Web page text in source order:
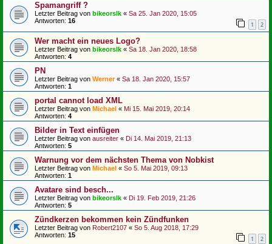
Spamangriff ?
Letzter Beitrag von bikeorslk « Sa 25. Jan 2020, 15:05
Antworten: 16 1 2
Wer macht ein neues Logo?
Letzter Beitrag von bikeorslk « Sa 18. Jan 2020, 18:58
Antworten: 4
PN
Letzter Beitrag von Werner« Sa 18. Jan 2020, 15:57
Antworten: 1
portal cannot load XML
Letzter Beitrag von Michael « Mi 15. Mai 2019, 20:14
Antworten: 4
Bilder in Text einfügen
Letzter Beitrag von ausreiter « Di 14. Mai 2019, 21:13
Antworten: 5
Warnung vor dem nächsten Thema von Nobkist
Letzter Beitrag von Michael « So 5. Mai 2019, 09:13
Antworten: 1
Avatare sind besch...
Letzter Beitrag von bikeorslk « Di 19. Feb 2019, 21:26
Antworten: 5
Zündkerzen bekommen kein Zündfunken
Letzter Beitrag von Robert2107 « So 5. Aug 2018, 17:29
Antworten: 15 1 2